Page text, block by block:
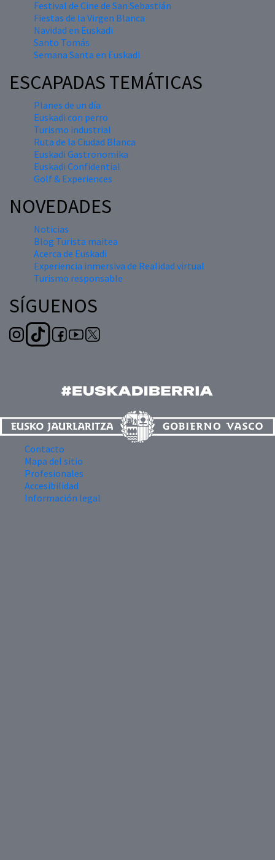
Festival de Cine de San Sebastián
Fiestas de la Virgen Blanca
Navidad en Euskadi
Santo Tomás
Semana Santa en Euskadi
ESCAPADAS TEMÁTICAS
Planes de un día
Euskadi con perro
Turismo industrial
Ruta de la Ciudad Blanca
Euskadi Gastronomika
Euskadi Confidential
Golf & Experiences
NOVEDADES
Noticias
Blog Turista maitea
Acerca de Euskadi
Experiencia inmersiva de Realidad virtual
Turismo responsable
SÍGUENOS
Contacto
Mapa del sitio
Profesionales
Accesibilidad
Información legal